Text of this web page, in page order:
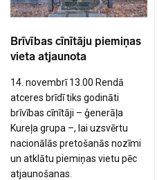
Brīvības cīnītāju piemiņas
vieta atjaunota
14. novembrī 13.00 Rendā
atceres brīdī tiks godināti
brīvības cīnītāji – ģenerāļa
Kureļa grupa –, lai uzsvērtu
nacionālās pretošanās nozīmi
un atklātu piemiņas vietu pēc
atjaunošanas.